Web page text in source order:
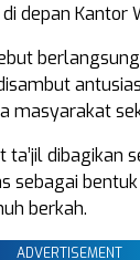
depan Kantor
masyarakat
ta’jil dibagikan
sebagai
berkah.
ADVERTISEMENT